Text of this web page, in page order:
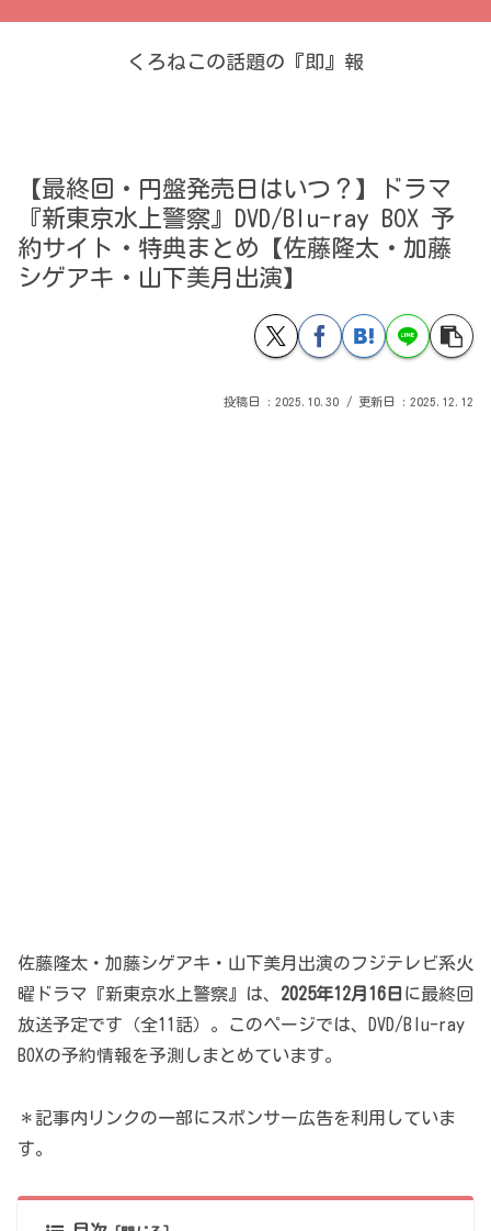
くろねこの話題の『即』報
【最終回・円盤発売日はいつ？】ドラマ
『新東京水上警察』DVD/Blu-ray BOX 予
約サイト・特典まとめ【佐藤隆太・加藤
シゲアキ・山下美月出演】
2025.10.30 2025.12.12
佐藤隆太・加藤シゲアキ・山下美月出演のフジテレビ系火
曜ドラマ『新東京水上警察』は、 2025年12月16日 に最終回
放送予定です（全11話）。このページでは、DVD/Blu-ray
BOXの予約情報を予測しまとめています。
＊記事内リンクの一部にスポンサー広告を利用していま
す。